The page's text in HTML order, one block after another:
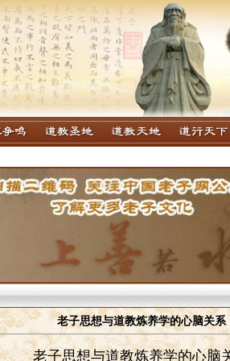
老子思想与道教炼养学的心脑关系
老子思想与道教炼养学的心脑